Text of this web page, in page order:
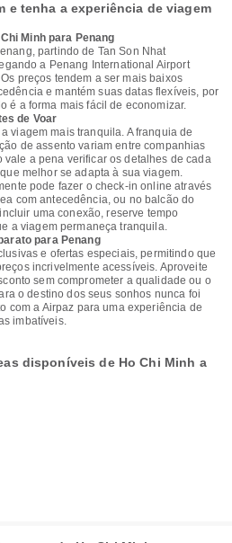
e tenha a experiência de viagem
Minh para Penang
partindo de Tan Son Nhat
a Penang International Airport
preços tendem a ser mais baixos
e mantém suas datas flexíveis, por
é a forma mais fácil de economizar.
de Voar
viagem mais tranquila. A franquia de
de assento variam entre companhias
vale a pena verificar os detalhes de cada
melhor se adapta à sua viagem.
pode fazer o check-in online através
com antecedência, ou no balcão do
uma conexão, reserve tempo
a viagem permaneça tranquila.
para Penang
e ofertas especiais, permitindo que
incrivelmente acessíveis. Aproveite
sem comprometer a qualidade ou o
o destino dos seus sonhos nunca foi
com a Airpaz para uma experiência de
imbatíveis.
disponíveis de Ho Chi Minh a